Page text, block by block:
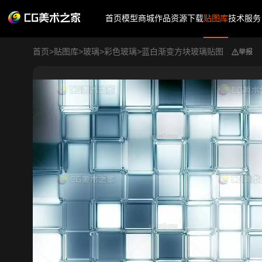
首页模型商城作品资源下载贴图库技术服务
首页>贴图库>玻璃>彩色玻璃>蓝白渐变方块玻璃贴图 举报